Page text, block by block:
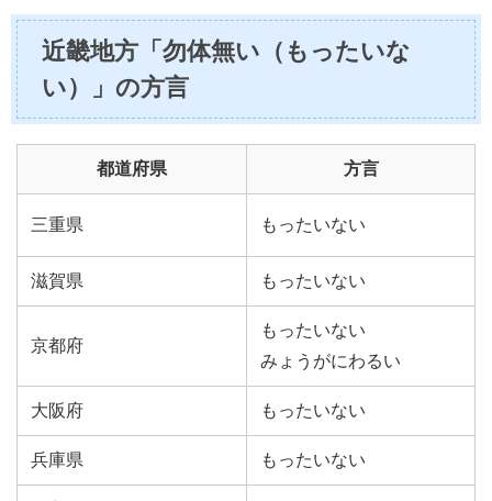
近畿地方「勿体無い（もったいな
い）」の方言
都道府県 方言
三重県 もったいない
滋賀県 もったいない
京都府
もったいない
みょうがにわるい
大阪府 もったいない
兵庫県 もったいない